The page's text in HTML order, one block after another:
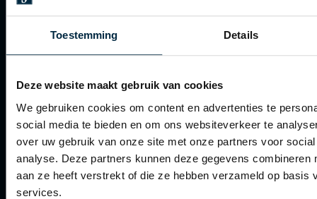
Toestemming Details
Deze website maakt gebruik van cookies
We gebruiken cookies om content en advertenties te
social media te bieden en om ons websiteverkeer te
over uw gebruik van onze site met onze partners voor
analyse. Deze partners kunnen deze gegevens combineren
aan ze heeft verstrekt of die ze hebben verzameld op basis
services.
Superdry
Thomas Maine
Tramarossa
Vanguard
Verzenden
Retourneren
Klachtenafhandeling
Actievoorwaarden
Artikelonderhoud
Winkel
Winkel